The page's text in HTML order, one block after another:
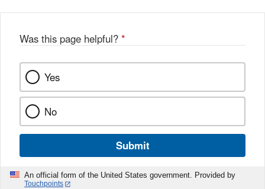
Was this page helpful? *
Yes
No
Submit
An official form of the United States government. Provided by
Touchpoints